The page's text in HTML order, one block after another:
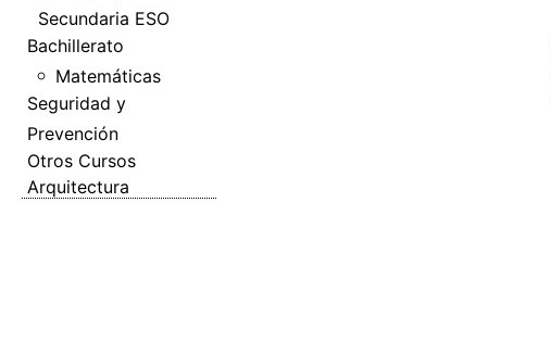
Secundaria ESO
Bachillerato
Matemáticas
Seguridad y
Prevención
Otros Cursos
Arquitectura